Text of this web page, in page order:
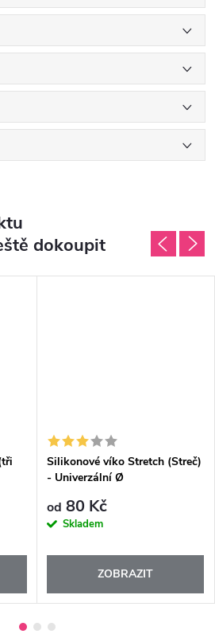
dokoupit
Silikonové víko Stretch (Streč)
- Univerzální Ø
od 80 Kč
Skladem
ZOBRAZIT